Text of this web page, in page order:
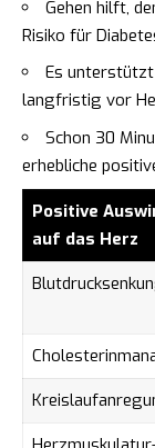
Gehen hilft,
Risiko für
Es unterstützt
langfristig vor
Schon 30
erhebliche
Positive
auf das Herz